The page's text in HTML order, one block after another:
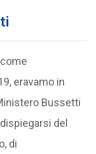
eravamo in
Bussetti
del
di